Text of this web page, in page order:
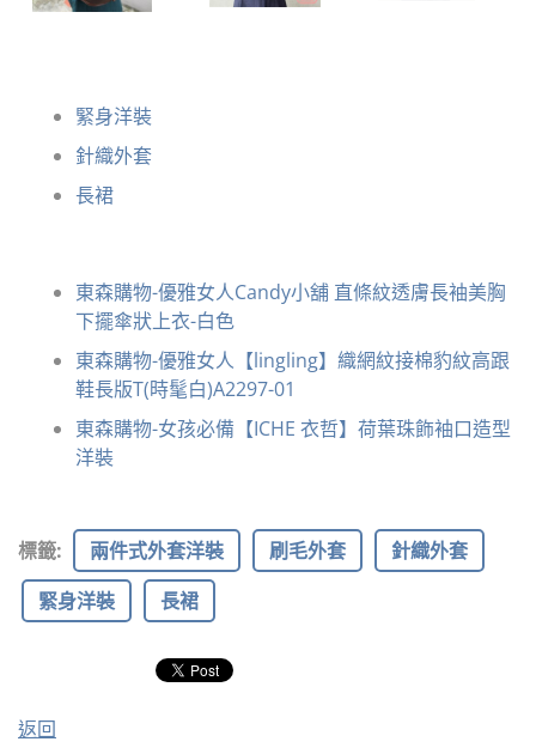
緊身洋裝
針織外套
長裙
東森購物-優雅女人Candy小舖 直條紋透膚長袖美胸
下擺傘狀上衣-白色
東森購物-優雅女人【lingling】織網紋接棉豹紋高跟
鞋長版T(時髦白)A2297-01
東森購物-女孩必備【ICHE 衣哲】荷葉珠飾袖口造型
洋裝
標籤: 兩件式外套洋裝 刷毛外套
針織外套
緊身洋裝
長裙
返回